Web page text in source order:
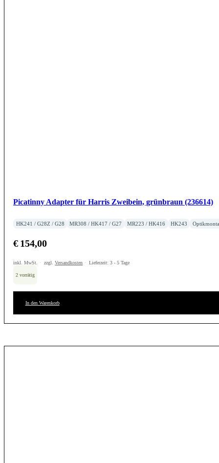
Picatinny Adapter für Harris Zweibein, grünbraun (236614)
HK241 / G28Z / G28 MR308 / HK417 / G27 MR223 / HK416 HK243
€ 154,00
inkl. MwSt. zzgl.Versandkosten Lieferzeit:3 - 5 Tage
2 vorrätig
In den Warenkorb